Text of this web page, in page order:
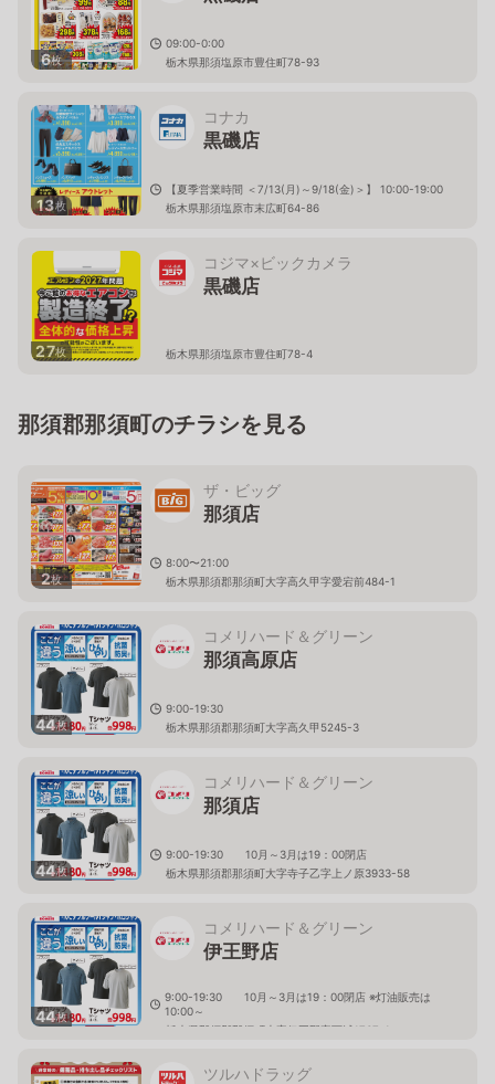
6枚
09:00-0:00
栃木県那須塩原市豊住町78-93
13枚
コナカ
黒磯店
【夏季営業時間 ＜7/13(月)～9/18(金)＞】 10:00-19:00
栃木県那須塩原市末広町64-86
27枚
コジマ×ビックカメラ
黒磯店
栃木県那須塩原市豊住町78-4
那須郡那須町のチラシを見る
2枚
ザ・ビッグ
那須店
8:00〜21:00
栃木県那須郡那須町大字高久甲字愛宕前484-1
44枚
コメリハード＆グリーン
那須高原店
9:00-19:30
栃木県那須郡那須町大字高久甲5245-3
44枚
コメリハード＆グリーン
那須店
9:00-19:30 10月～3月は19：00閉店
栃木県那須郡那須町大字寺子乙字上ノ原3933-58
44枚
コメリハード＆グリーン
伊王野店
9:00-19:30 10月～3月は19：00閉店 ※灯油販売は
10:00～
栃木県那須郡那須町大字伊王野字下城1767-1
ツルハドラッグ